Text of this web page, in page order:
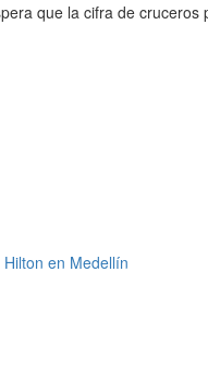
que la cifra de
en Medellín